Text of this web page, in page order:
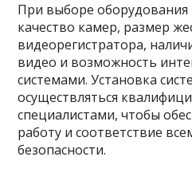
При выборе
качество камер, размер
видеорегистратора,
видео и возможность
системами. Установка
осуществляться
специалистами, чтобы
работу и соответствие
безопасности.